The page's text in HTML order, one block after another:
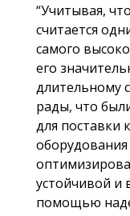
“Учитывая,
считается
самого
его
длительному
рады, что
для поставки
устойчивой и
помощью